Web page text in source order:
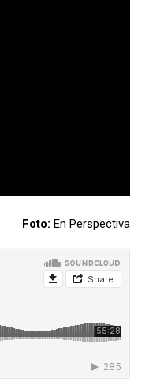
Foto: En Perspectiva